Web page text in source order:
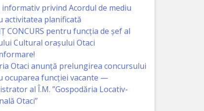
privind Acordul de mediu
activitatea planificată
CONCURS pentru funcţia de şef al
Cultural oraşului Otaci
Otaci anunță prelungirea concursului
ocuparea funcției vacante —
al Î.M. ”Gospodăria Locativ-
Otaci”